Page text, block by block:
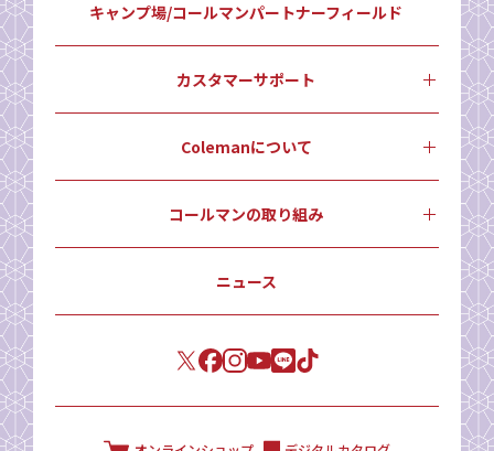
キャンプ場/コールマンパートナーフィールド
カスタマーサポート
Colemanについて
コールマンの取り組み
ニュース